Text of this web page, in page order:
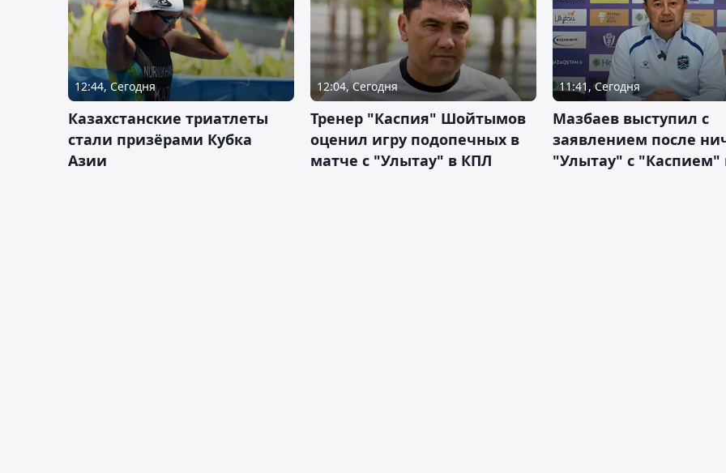
12:44, Сегодня
Казахстанские триатлеты
стали призёрами Кубка
Азии
12:04, Сегодня
Тренер "Каспия" Шойтымов
оценил игру подопечных в
матче с "Улытау" в КПЛ
11:41, Сегодня
Мазбаев выступил с
заявлением после
"Улытау" с "Каспием"